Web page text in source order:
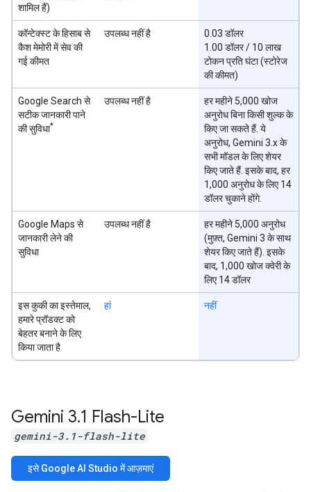
शामिल हैं)
कॉन्टेक्स्ट के हिसाब से
कैश मेमोरी में सेव की
गई कीमत
उपलब्ध नहीं है
0.03 डॉलर
1.00 डॉलर / 10 लाख
टोकन प्रति घंटा (स्टोरेज
की कीमत)
Google Search से
सटीक जानकारी पाने
की सुविधा*
उपलब्ध नहीं है
हर महीने 5,000 खोज
अनुरोध बिना किसी शुल्क के
किए जा सकते हैं. ये
अनुरोध, Gemini 3.x के
सभी मॉडल के लिए शेयर
किए जाते हैं. इसके बाद, हर
1,000 अनुरोध के लिए 14
डॉलर चुकाने होंगे.
Google Maps से
जानकारी लेने की
सुविधा
उपलब्ध नहीं है
हर महीने 5,000 अनुरोध
(मुफ़्त, Gemini 3 के साथ
शेयर किए जाते हैं). इसके
बाद, 1,000 खोज क्वेरी के
लिए 14 डॉलर
इस कुकी का इस्तेमाल,
हमारे प्रॉडक्ट को
बेहतर बनाने के लिए
किया जाता है
हां नहीं
Gemini 3.1 Flash-Lite
gemini-3.1-flash-lite
इसे Google AI Studio में आज़माएं